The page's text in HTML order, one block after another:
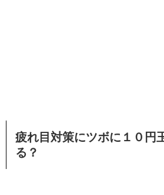
疲れ目対策にツボに１０円
る？